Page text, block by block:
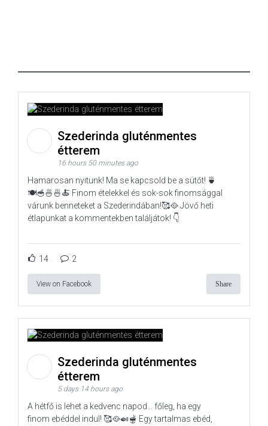
Szederinda gluténmentes
étterem
16 hours 50 minutes ago
Hamarosan nyitunk! Ma se kapcsold be a sütőt! 🍵
🍽️🥣🍜🍜🍝 Finom ételekkel és sok-sok finomsággal
várunk benneteket a Szederindában!🥰🥘 Jövő heti
étlapunkat a kommentekben találjátok! 👇
14 2
View on Facebook Share
Szederinda gluténmentes
étterem
5 days 14 hours ago
A hétfő is lehet a kedvenc napod… főleg, ha egy
finom ebéddel indul! 🥰🥘🍛🫕 Egy tartalmas ebéd,